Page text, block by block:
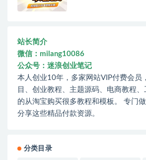
站长简介
微信：milang10086
公众号：迷浪创业笔记
本人创业10年，多家网站VIP付费会员
目、创业教程、主题源码、电商教程
的从淘宝购买很多教程和模板。 专门
分享这些精品付款资源。
分类目录